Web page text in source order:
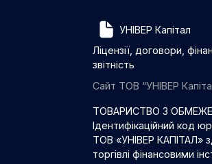
УНІВЕР Капітал
Ліцензії, договори,
звітність
Сайт ТОВ “УНІВЕР
ТОВАРИСТВО З
Ідентифікаційний код
ТОВ «УНІВЕР КАПІТАЛ»
торгівлі фінансовими